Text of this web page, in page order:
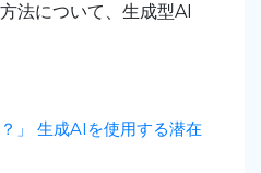
法について、生成型AI
」 生成AIを使用する潜在